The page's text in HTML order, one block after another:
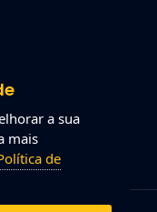
a sua
mais
de